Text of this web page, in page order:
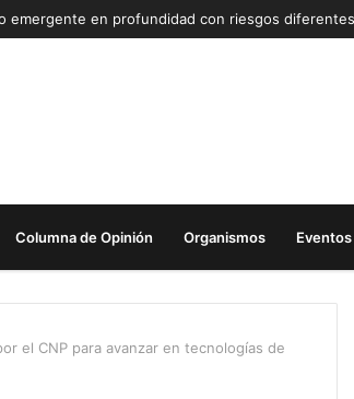
Columna de Opinión Organismos Eventos
el CNP para avanzar en tecnologías de